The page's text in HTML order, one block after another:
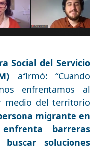
Social del Servicio
afirmó: “Cuando
enfrentamos al
medio del territorio
migrante en
barreras
soluciones